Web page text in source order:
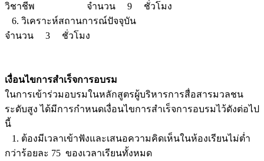
วิชาชีพ จำนวน 9 ชั่วโมง
6. วิเคราะห์สถานการณ์ปัจจุบัน
จำนวน 3 ชั่วโมง
เงื่อนไขการสำเร็จการอบรม
ในการเข้าร่วมอบรมในหลักสูตรผู้บริหารการสื่อสารมวลชน
ระดับสูง ได้มีการกำหนดเงื่อนไขการสำเร็จการอบรมไว้ดังต่อไป
นี้
1. ต้องมีเวลาเข้าฟังและเสนอความคิดเห็นในห้องเรียนไม่ต่ำ
กว่าร้อยละ 75 ของเวลาเรียนทั้งหมด